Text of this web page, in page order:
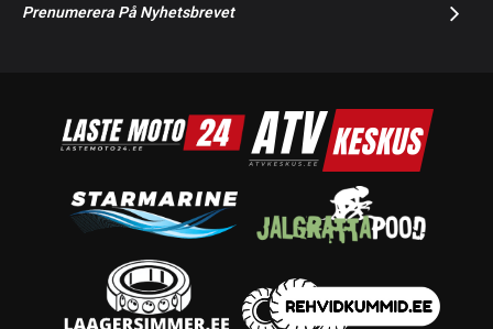
Prenumerera På Nyhetsbrevet